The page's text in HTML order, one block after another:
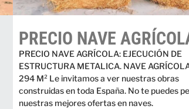
PRECIO NAVE
PRECIO NAVE AGRÍCOLA: EJECUCIÓN DE
ESTRUCTURA METALICA. NAVE
294 M² Le invitamos a ver nuestras obras
construidas en toda España. No te puedes
nuestras mejores ofertas en naves.